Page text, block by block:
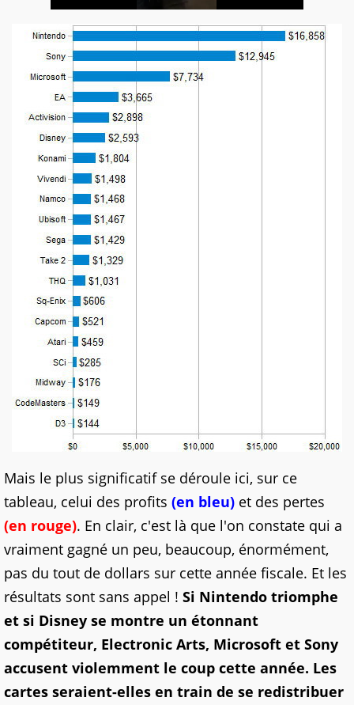
Mais le plus significatif se déroule ici, sur ce
tableau, celui des profits (en bleu) et des pertes
(en rouge). En clair, c'est là que l'on constate qui a
vraiment gagné un peu, beaucoup, énormément,
pas du tout de dollars sur cette année fiscale. Et les
résultats sont sans appel ! Si Nintendo triomphe
et si Disney se montre un étonnant
compétiteur, Electronic Arts, Microsoft et Sony
accusent violemment le coup cette année. Les
cartes seraient-elles en train de se redistribuer